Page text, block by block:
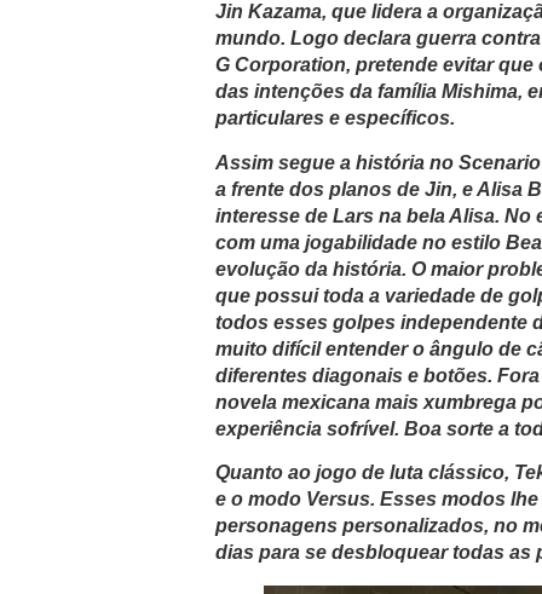
Jin Kazama, que lidera a
mundo. Logo declara guerra
G Corporation, pretende evitar
das intenções da família Mishima,
particulares e específicos.
Assim segue a história no
a frente dos planos de Jin, e Alisa
interesse de Lars na bela Alisa.
com uma jogabilidade no estilo
evolução da história. O maior
que possui toda a variedade de
todos esses golpes independente
muito difícil entender o ângulo de
diferentes diagonais e botões.
novela mexicana mais xumbrega
experiência sofrível. Boa sorte a
Quanto ao jogo de luta clássico,
e o modo Versus. Esses modos
personagens personalizados, no
dias para se desbloquear todas as